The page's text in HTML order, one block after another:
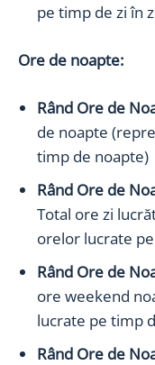
pe timp de zi în
Ore de noapte:
Rând Ore de
de noapte
timp de noapte)
Rând Ore de
Total ore zi
orelor lucrate
Rând Ore de
ore weekend
lucrate pe timp
Rând Ore de